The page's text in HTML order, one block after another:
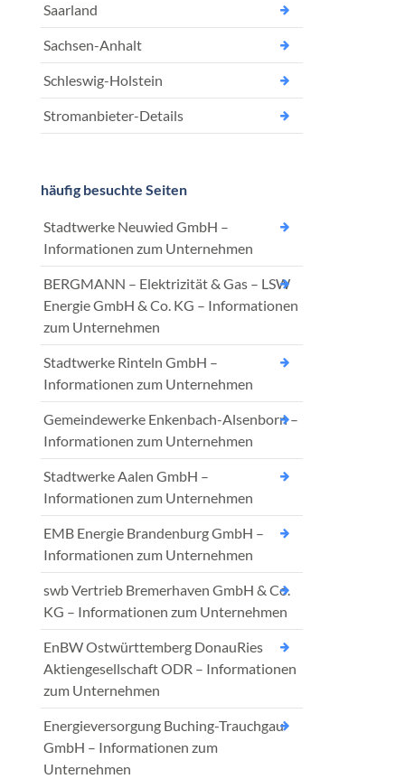
Saarland
Sachsen-Anhalt
Schleswig-Holstein
Stromanbieter-Details
häufig besuchte Seiten
Stadtwerke Neuwied GmbH –
Informationen zum Unternehmen
BERGMANN – Elektrizität & Gas – LSW
Energie GmbH & Co. KG – Informationen
zum Unternehmen
Stadtwerke Rinteln GmbH –
Informationen zum Unternehmen
Gemeindewerke Enkenbach-Alsenborn –
Informationen zum Unternehmen
Stadtwerke Aalen GmbH –
Informationen zum Unternehmen
EMB Energie Brandenburg GmbH –
Informationen zum Unternehmen
swb Vertrieb Bremerhaven GmbH & Co.
KG – Informationen zum Unternehmen
EnBW Ostwürttemberg DonauRies
Aktiengesellschaft ODR – Informationen
zum Unternehmen
Energieversorgung Buching-Trauchgau
GmbH – Informationen zum
Unternehmen